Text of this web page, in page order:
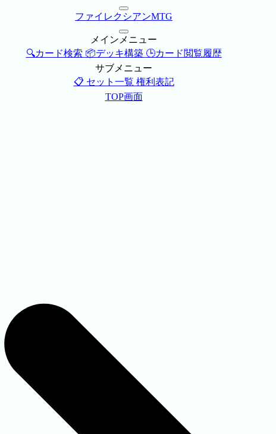
ファイレクシアンMTG
メインメニュー
🔍カード検索 📦デッキ構築 🕒カード閲覧履歴
サブメニュー
📋 セット一覧 権利表記
TOP画面